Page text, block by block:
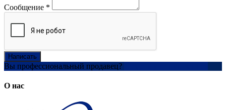
Сообщение *
Написать
Вы профессиональный продавец?
О нас